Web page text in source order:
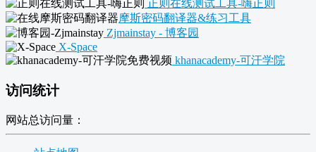
正则在线测试工具-嗨正则
摩斯密码翻译器&练习工具
Zjmainstay - 博客园
X-Space
khanacademy-可汗学院
访问统计
网站总访问量：